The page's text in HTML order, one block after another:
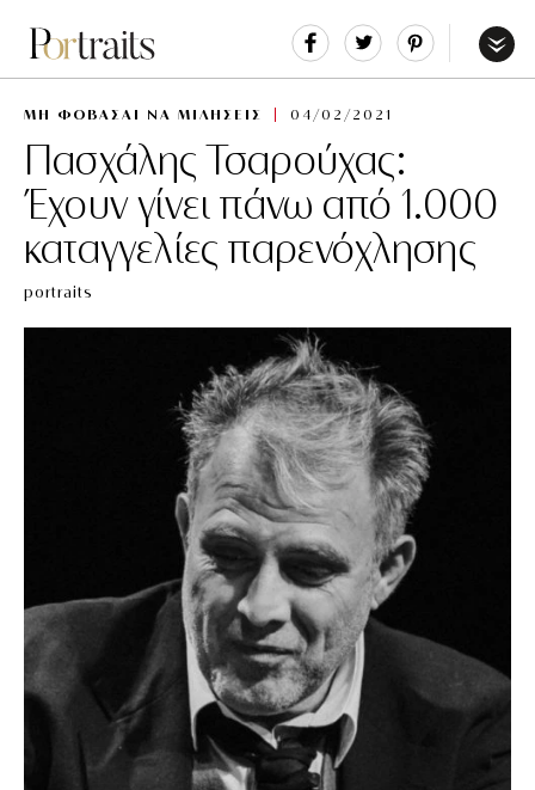
Share Tweet
ΜΗ ΦΟΒΑΣΑΙ ΝΑ ΜΙΛΗΣΕΙΣ 04/02/2021
Πασχάλης Τσαρούχας:
Έχουν γίνει πάνω από 1.000
καταγγελίες παρενόχλησης
portraits